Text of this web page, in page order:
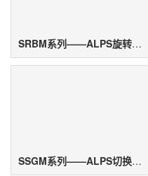
SRBM系列——ALPS旋转开关
SSGM系列——ALPS切换式开关